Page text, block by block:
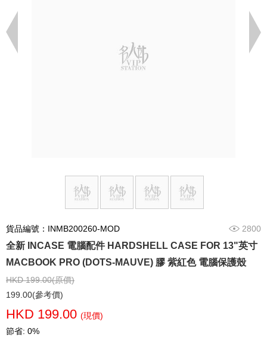
貨品編號：INMB200260-MOD 2800
全新 INCASE 電腦配件 HARDSHELL CASE FOR 13"英寸
MACBOOK PRO (DOTS-MAUVE) 膠 紫紅色 電腦保護殼
HKD 199.00(原價)
199.00(參考價)
HKD 199.00 (現價)
節省: 0%